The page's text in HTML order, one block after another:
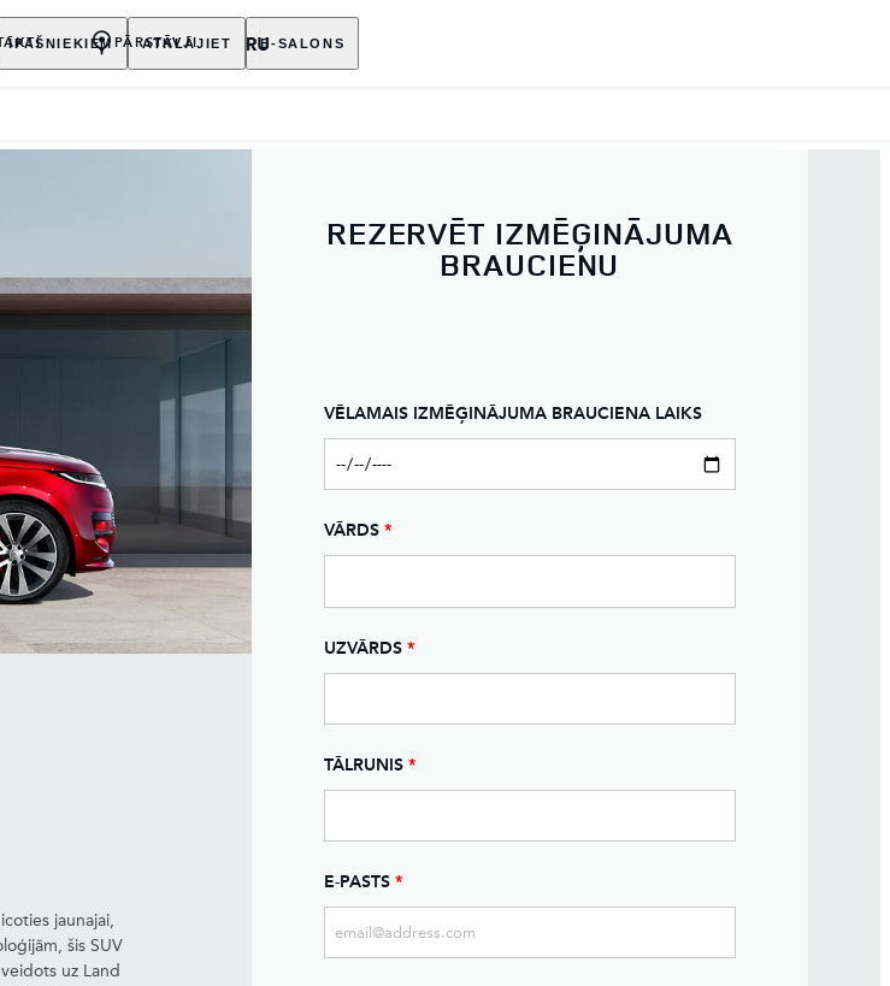
ĪPAŠNIEKIEM ATKLĀJIET E-SALONS
PĀRSTĀVJI
jaunajai,
šis SUV
uz Land
REZERVĒT IZMĒĢINĀJUMA
BRAUCIENU
VĒLAMAIS IZMĒĢINĀJUMA BRAUCIENA LAIKS
VĀRDS *
UZVĀRDS *
TĀLRUNIS *
E-PASTS *